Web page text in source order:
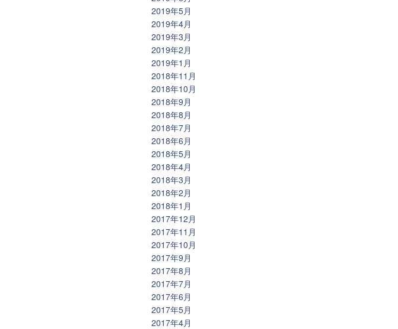
2019年5月
2019年4月
2019年3月
2019年2月
2019年1月
2018年11月
2018年10月
2018年9月
2018年8月
2018年7月
2018年6月
2018年5月
2018年4月
2018年3月
2018年2月
2018年1月
2017年12月
2017年11月
2017年10月
2017年9月
2017年8月
2017年7月
2017年6月
2017年5月
2017年4月